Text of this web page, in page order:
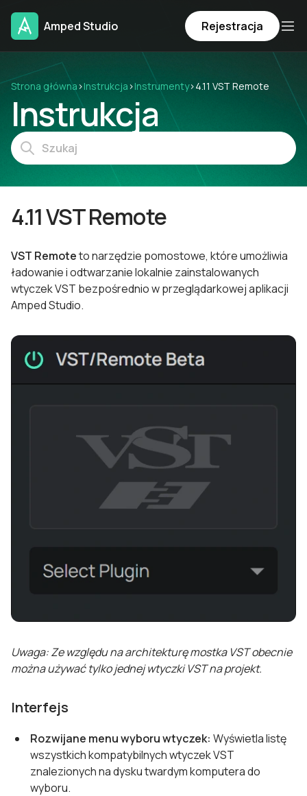
Amped Studio Rejestracja
Strona główna ›Instrukcja ›Instrumenty›4.11 VST Remote
Instrukcja
4.11 VST Remote
VST Remoteto narzędzie pomostowe, które umożliwia
ładowanie i odtwarzanie lokalnie zainstalowanych
wtyczek VST bezpośrednio w przeglądarkowej aplikacji
Amped Studio.
Uwaga: Ze względu na architekturę mostka VST obecnie
można używać tylko jednej wtyczki VST na projekt.
Interfejs
Rozwijane menu wyboru wtyczek: Wyświetla listę
wszystkich kompatybilnych wtyczek VST
znalezionych na dysku twardym komputera do
wyboru.